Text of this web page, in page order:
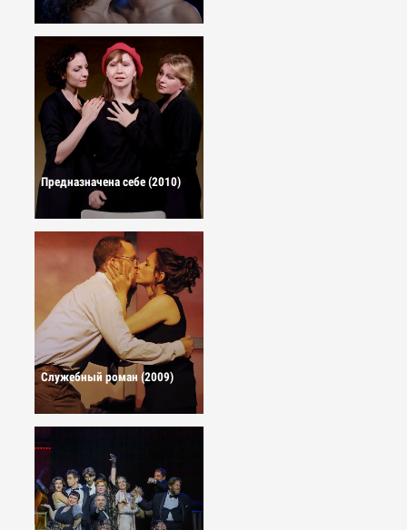
Предназначена себе (2010)
Служебный роман (2009)